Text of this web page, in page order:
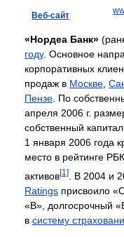
Веб-сайт
«Нордеа Банк»
году. Основное
корпоративных
продаж в Москве
Пензе . По
апреля 2006 г.
собственный
1 января 2006 года
место в рейтинге
активов[1] . В 2004 и
Ratings присвоило
«В», долгосрочный
в систему